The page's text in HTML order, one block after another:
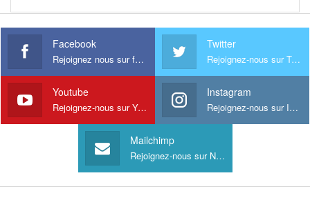
Facebook
Rejoignez nous sur facebook
Twitter
Rejoignez-nous sur Twitter
Youtube
Rejoignez-nous sur Youtube
Instagram
Rejoignez-nous sur Instagram
Mailchimp
Rejoignez-nous sur Newsletter